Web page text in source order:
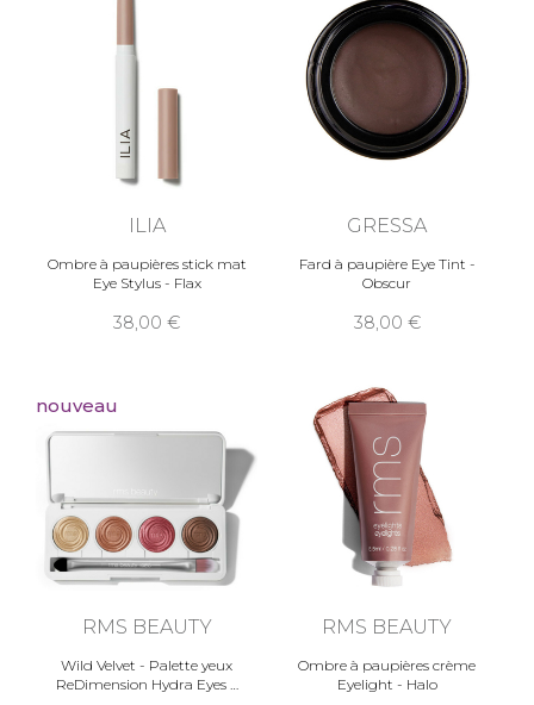
ILIA
Ombre à paupières stick mat
Eye Stylus - Flax
38,00
GRESSA
Fard à paupière Eye Tint -
Obscur
38,00
nouveau
RMS BEAUTY
Wild Velvet - Palette yeux
ReDimension Hydra Eyes
RMS BEAUTY
Ombre à paupières crème
Eyelight - Halo